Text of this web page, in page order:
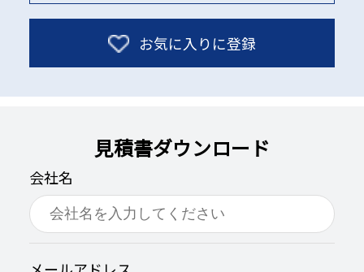
お気に入りに登録
見積書ダウンロード
会社名